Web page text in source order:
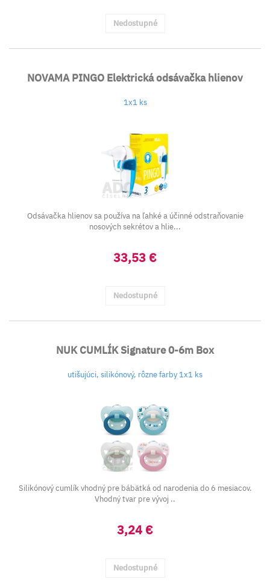
Nedostupné
NOVAMA PINGO Elektrická odsávačka hlienov
1x1 ks
Odsávačka hlienov sa používa na ľahké a účinné odstraňovanie
nosových sekrétov a hlie...
33,53 €
Nedostupné
NUK CUMLÍK Signature 0-6m Box
utišujúci, silikónový, rôzne farby 1x1 ks
Silikónový cumlík vhodný pre bábätká od narodenia do 6 mesiacov.
Vhodný tvar pre vývoj ..
3,24 €
Nedostupné